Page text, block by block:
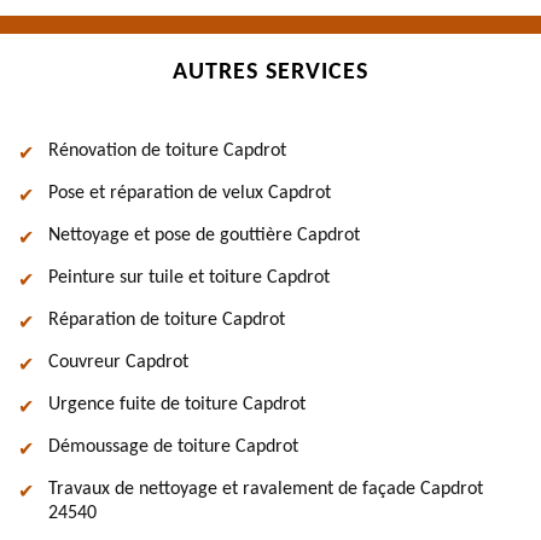
AUTRES SERVICES
Rénovation de toiture Capdrot
Pose et réparation de velux Capdrot
Nettoyage et pose de gouttière Capdrot
Peinture sur tuile et toiture Capdrot
Réparation de toiture Capdrot
Couvreur Capdrot
Urgence fuite de toiture Capdrot
Démoussage de toiture Capdrot
Travaux de nettoyage et ravalement de façade Capdrot
24540